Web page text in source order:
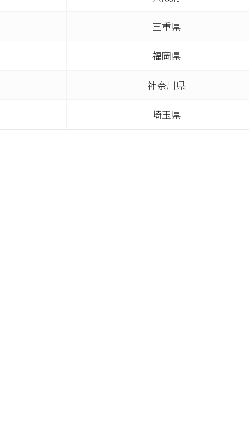
三重県
福岡県
神奈川県
埼玉県